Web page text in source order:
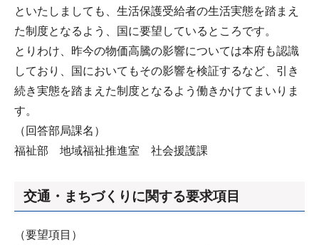
といたしましても、生活保護受給者の生活実態を踏まえ
た制度となるよう、国に要望しているところです。
とりわけ、昨今の物価高騰の影響については本府も認識
しており、国においてもその影響を検証するなど、引き
続き実態を踏まえた制度となるよう働きかけてまいりま
す。
（回答部局課名）
福祉部 地域福祉推進室 社会援護課
交通・まちづくりに関する要求項目
（要望項目）